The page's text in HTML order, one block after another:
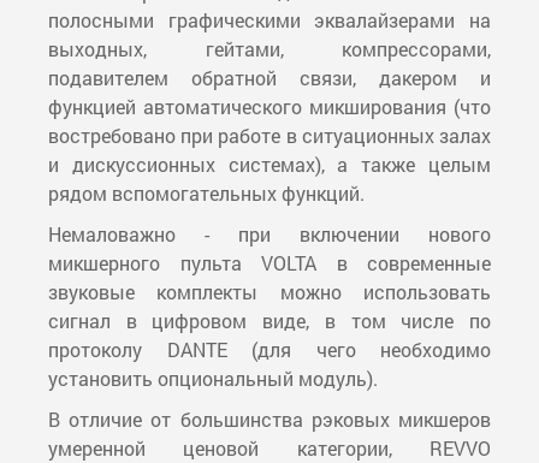
полосными графическими эквалайзерами на
выходных, гейтами, компрессорами,
подавителем обратной связи, дакером и
функцией автоматического микширования (что
востребовано при работе в ситуационных залах
и дискуссионных системах), а также целым
рядом вспомогательных функций.
Немаловажно - при включении нового
микшерного пульта VOLTA в современные
звуковые комплекты можно использовать
сигнал в цифровом виде, в том числе по
протоколу DANTE (для чего необходимо
установить опциональный модуль).
В отличие от большинства рэковых микшеров
умеренной ценовой категории, REVVO